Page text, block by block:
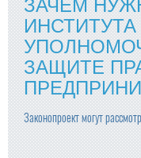
ЗАЧЕМ
ИНСТИТУТА
ЗАЩИТЕ
Законопроект могут